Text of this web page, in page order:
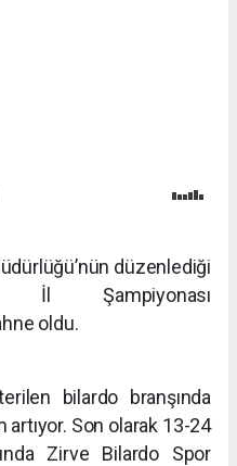
düzenlediği
Şampiyonası
oldu.
bilardo branşında
artıyor. Son olarak 13-24
Zirve Bilardo Spor